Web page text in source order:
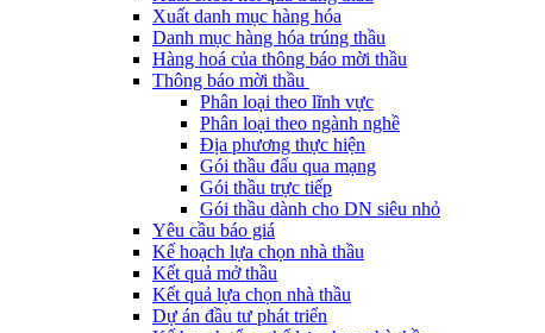
Xuất danh mục hàng hóa
Danh mục hàng hóa trúng thầu
Hàng hoá của thông báo mời thầu
Thông báo mời thầu
Phân loại theo lĩnh vực
Phân loại theo ngành nghề
Địa phương thực hiện
Gói thầu đấu qua mạng
Gói thầu trực tiếp
Gói thầu dành cho DN siêu nhỏ
Yêu cầu báo giá
Kế hoạch lựa chọn nhà thầu
Kết quả mở thầu
Kết quả lựa chọn nhà thầu
Dự án đầu tư phát triển